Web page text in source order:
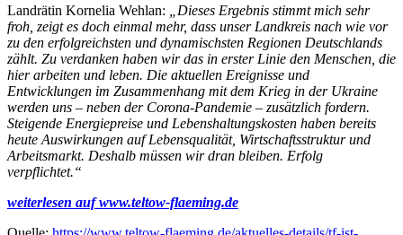
Landrätin Kornelia Wehlan:
„Dieses Ergebnis stimmt mich sehr
froh, zeigt es doch einmal mehr, dass unser Landkreis nach wie vor
zu den erfolgreichsten und dynamischsten Regionen Deutschlands
zählt. Zu verdanken haben wir das in erster Linie den Menschen, die
hier arbeiten und leben. Die aktuellen Ereignisse und
Entwicklungen im Zusammenhang mit dem Krieg in der Ukraine
werden uns – neben der Corona-Pandemie – zusätzlich fordern.
Steigende Energiepreise und Lebenshaltungskosten haben bereits
heute Auswirkungen auf Lebensqualität, Wirtschaftsstruktur und
Arbeitsmarkt. Deshalb müssen wir dran bleiben. Erfolg
verpflichtet.“
weiterlesen auf www.teltow-flaeming.de